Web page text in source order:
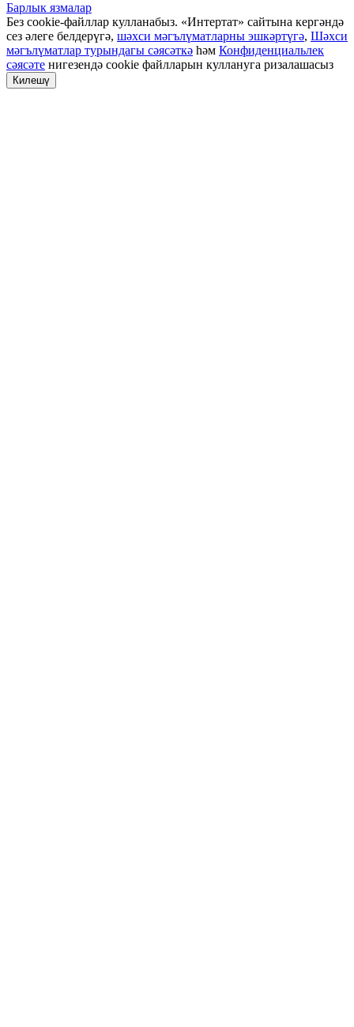
Барлык язмалар
Без cookie-файллар кулланабыз. «Интертат» сайтына кергәндә
сез әлеге белдерүгә, шәхси мәгълүматларны эшкәртүгә, Шәхси
мәгълүматлар турындагы сәясәткә һәм Конфиденциальлек
сәясәте нигезендә cookie файлларын куллануга ризалашасыз
Килешү